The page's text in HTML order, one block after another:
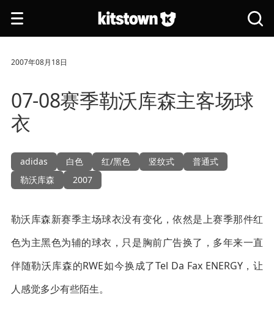
打
开
航
搜
索
2007年08月18日
07-08赛季勒沃库森主客场球
衣
adidas 白色 红/黑色 竖纹式
普通式
勒沃库森
2007
勒沃库森新赛季主场球衣没有变化，依然是上赛季那件红
色为主黑色为辅的球衣，只是胸前广告换了，多年来一直
伴随勒沃库森的RWE如今换成了Tel Da Fax ENERGY，让
人感觉多少有些陌生。